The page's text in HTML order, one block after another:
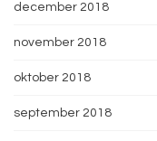
december 2018
november 2018
oktober 2018
september 2018